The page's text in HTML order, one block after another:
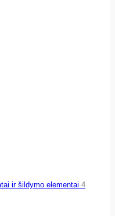
ir šildymo elementai 4